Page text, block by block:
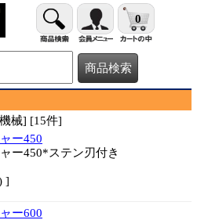
0
械] [15件]
ー450
ー450*ステン刃付き
]
ー600